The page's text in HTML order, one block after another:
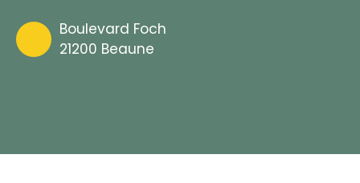
Boulevard Foch
21200 Beaune